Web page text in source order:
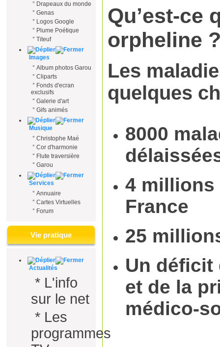
° Drapeaux du monde
° Genas
° Logos Google
° Plume Poétique
° Titeuf
Images
° Album photos Garou
° Cliparts
° Fonds d'ecran
exclusifs
° Galerie d'art
° Gifs animés
Musique
° Christophe Maé
° Cor d'harmonie
° Flute traversière
° Garou
Services
° Annuaire
° Cartes Virtuelles
° Forum
Vie pratique
Actualités
* L'info
sur le net
* Les
programmes
Qu’est-ce
orpheline
Les
quelques
8000
4 millions
France
25
Un déficit
et de la
médico-